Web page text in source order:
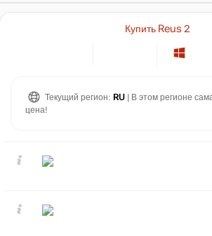
Купить Reus 2
Текущий регион: RU | В этом регионе
цена!